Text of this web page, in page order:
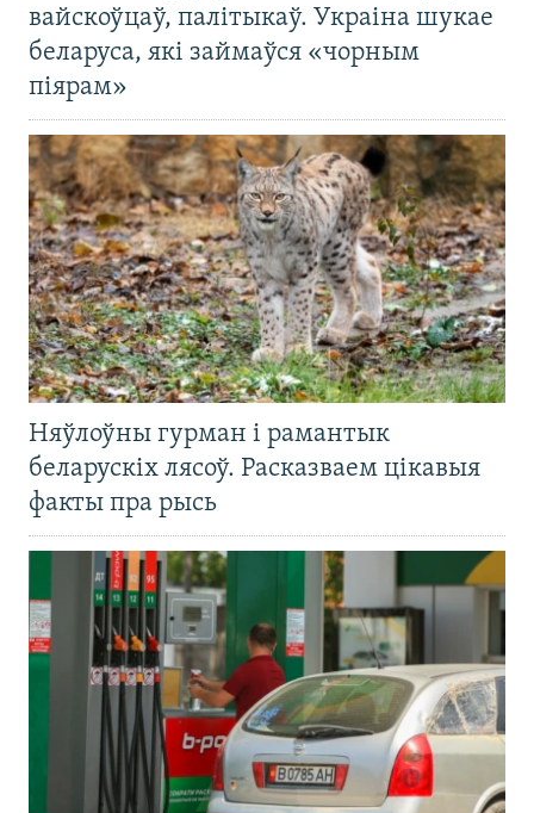
вайскоўцаў, палітыкаў. Украіна шукае
беларуса, які займаўся «чорным
піярам»
Няўлоўны гурман і рамантык
беларускіх лясоў. Расказваем цікавыя
факты пра рысь